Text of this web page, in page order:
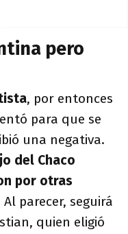
pero
, por entonces
para que se
una negativa.
del Chaco
por otras
parecer, seguirá
quien eligió